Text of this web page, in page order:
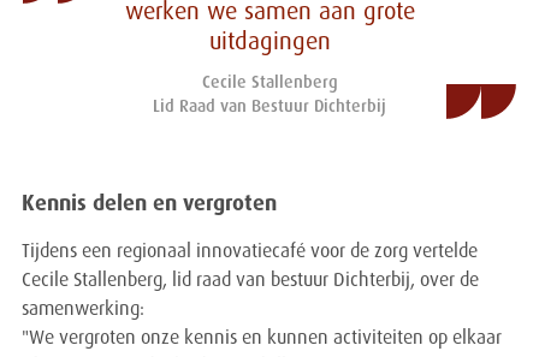
werken we samen aan grote
uitdagingen
Cecile Stallenberg
Lid Raad van Bestuur Dichterbij
Kennis delen en vergroten
Tijdens een regionaal innovatiecafé voor de zorg vertelde
Cecile Stallenberg, lid raad van bestuur Dichterbij, over de
samenwerking:
"We vergroten onze kennis en kunnen activiteiten op elkaar